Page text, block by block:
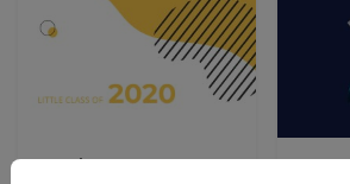
Modèle d'album de